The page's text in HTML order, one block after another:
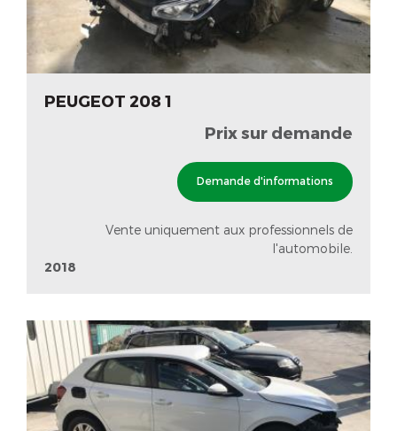
PEUGEOT 208 1
Prix sur demande
Demande d'informations
Vente uniquement aux professionnels de
l'automobile.
2018